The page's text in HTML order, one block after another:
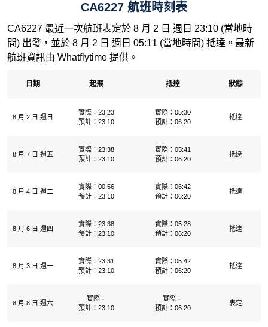
CA6227 航班時刻表
CA6227 最近一次航班表定於 8 月 2 日 週日 23:10 (當地時
間) 出發，並於 8 月 2 日 週日 05:11 (當地時間) 抵達。最新
航班資訊由 Whatflytime 提供。
日期 起飛 抵達 狀態
8 月 2 日 週日
實際：23:23
預計：23:10
實際：05:30
預計：06:20
抵達
8 月 7 日 週五
實際：23:38
預計：23:10
實際：05:41
預計：06:20
抵達
8 月 4 日 週二
實際：00:56
預計：23:10
實際：06:42
預計：06:20
抵達
8 月 6 日 週四
實際：23:38
預計：23:10
實際：05:28
預計：06:20
抵達
8 月 3 日 週一
實際：23:31
預計：23:10
實際：05:42
預計：06:20
抵達
8 月 8 日 週六
實際：
預計：23:10
實際：
預計：06:20
表定